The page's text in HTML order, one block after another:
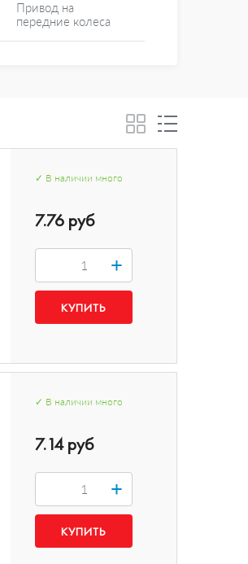
Привод на
передние колеса
✓ В наличии много
7.76 руб
+
✓ В наличии много
7.14 руб
+